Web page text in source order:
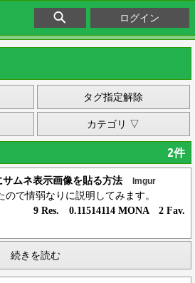
ログイン
タグ指定解除
カテゴリ ▽
2件
ムネ表示画像を貼る方法 Imgur
で情弱なりに説明してみます。
9 Res. 0.11514114 MONA 2 Fav.
続きを読む